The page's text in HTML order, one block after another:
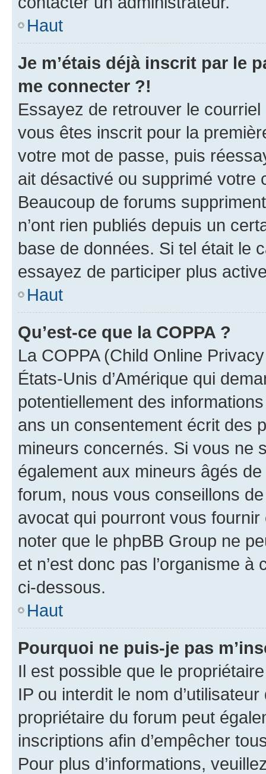
Haut
Je m’étais déjà inscrit par le
me connecter ?!
Essayez de retrouver le
vous êtes inscrit pour la
votre mot de passe, puis
ait désactivé ou supprimé votre
Beaucoup de forums
n’ont rien publiés depuis un
base de données. Si tel était le
essayez de participer plus
Haut
Qu’est-ce que la COPPA ?
La COPPA (Child Online
États-Unis d’Amérique qui
potentiellement des
ans un consentement écrit des
mineurs concernés. Si vous ne
également aux mineurs âgés
forum, nous vous conseillons
avocat qui pourront vous
noter que le phpBB Group ne
et n’est donc pas l’organisme
ci-dessous.
Haut
Pourquoi ne puis-je pas
Il est possible que le
IP ou interdit le nom
propriétaire du forum peut
inscriptions afin d’empêcher
Pour plus d’informations,